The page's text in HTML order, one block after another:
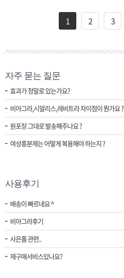
1 2 3
자주 묻는 질문
효과가 정말로 있는가요?
비아그라,시알리스,레비트라 차이점이 뭔가요 ?
원포장 그대로 발송해주나요 ?
여성흥분제는 어떻게 복용해야 하는지 ?
사용후기
배송이 빠르네요 ^
비아그라후기
사은품 관련..
재구매서비스있나요?